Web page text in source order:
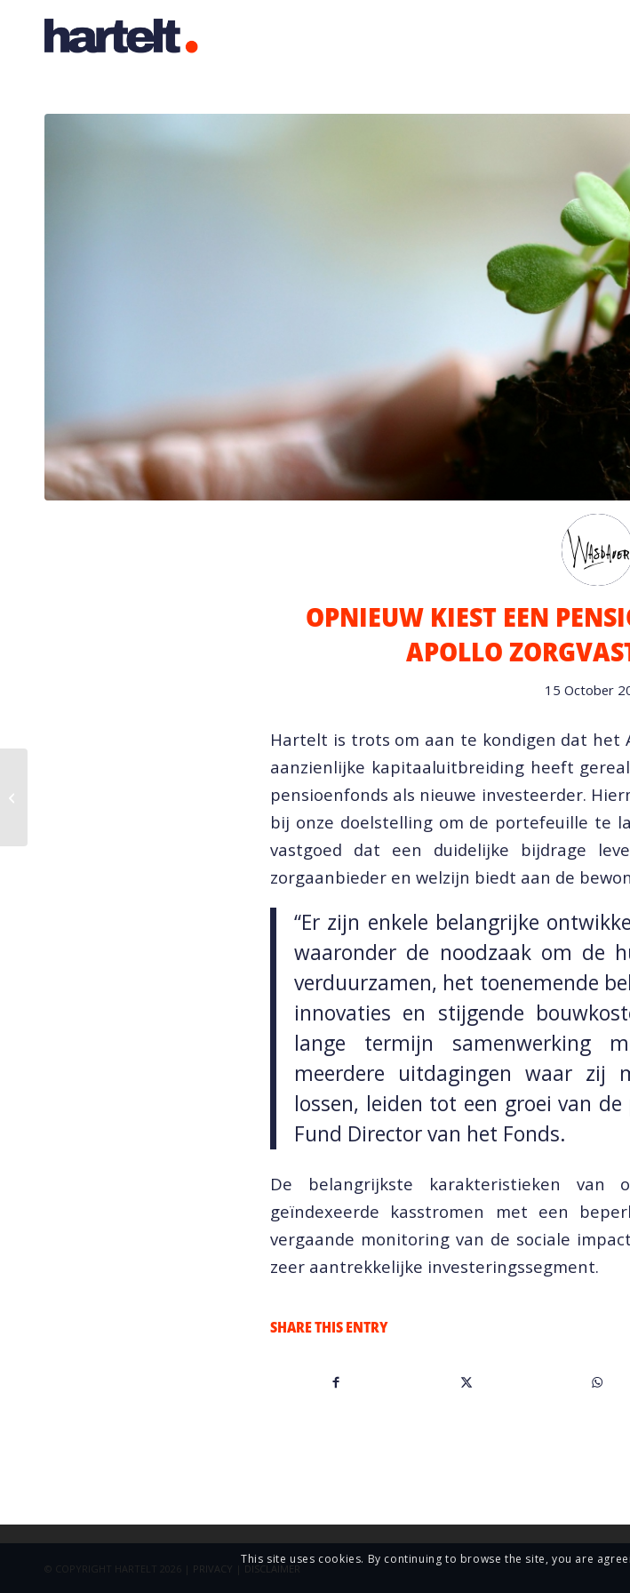
OPNIEUW KIEST EEN
APOLLO
15 October
Hartelt is trots om aan te kondigen dat het
aanzienlijke kapitaaluitbreiding heeft
pensioenfonds als nieuwe investeerder.
bij onze doelstelling om de portefeuille te
vastgoed dat een duidelijke bijdrage
zorgaanbieder en welzijn biedt aan de
“Er zijn enkele belangrijke
waaronder de noodzaak om de
verduurzamen, het toenemende
innovaties en stijgende
lange termijn samenwerking
meerdere uitdagingen waar zij
lossen, leiden tot een groei van
Fund Director van het Fonds.
De belangrijkste karakteristieken van
geïndexeerde kasstromen met een
vergaande monitoring van de sociale
zeer aantrekkelijke investeringssegment.
SHARE THIS ENTRY
© COPYRIGHT HARTELT 2026 | PRIVACY DISCLAIMER
This site uses cookies. By continuing to browse the site, you are